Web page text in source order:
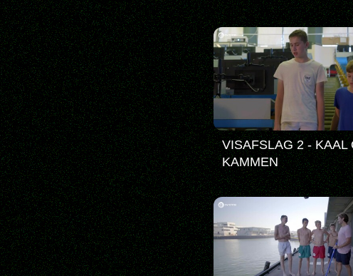
VISAFSLAG 2 - KAAL
KAMMEN